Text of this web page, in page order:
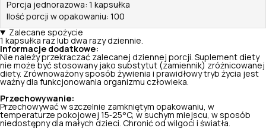
Porcja jednorazowa: 1 kapsułka
Ilość porcji w opakowaniu: 100
Zalecane spożycie
1 kapsułka raz lub dwa razy dziennie.
Informacje dodatkowe:
Nie należy przekraczać zalecanej dziennej porcji. Suplement diety
nie może być stosowany jako substytut (zamiennik) zróżnicowanej
diety. Zrównoważony sposób żywienia i prawidłowy tryb życia jest
ważny dla funkcjonowania organizmu człowieka.
Przechowywanie:
Przechowywać w szczelnie zamkniętym opakowaniu, w
temperaturze pokojowej 15‑25°C, w suchym miejscu, w sposób
niedostępny dla małych dzieci. Chronić od wilgoci i światła.